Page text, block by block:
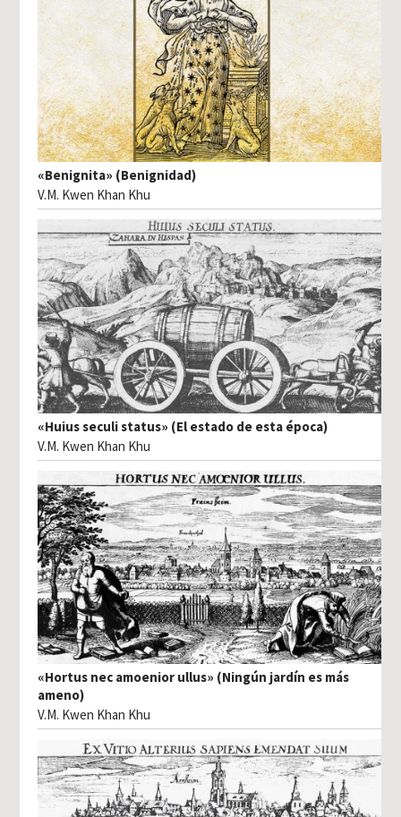
«Benignita» (Benignidad)
V.M. Kwen Khan Khu
«Huius seculi status» (El estado de esta época)
V.M. Kwen Khan Khu
«Hortus nec amoenior ullus» (Ningún jardín es más
ameno)
V.M. Kwen Khan Khu